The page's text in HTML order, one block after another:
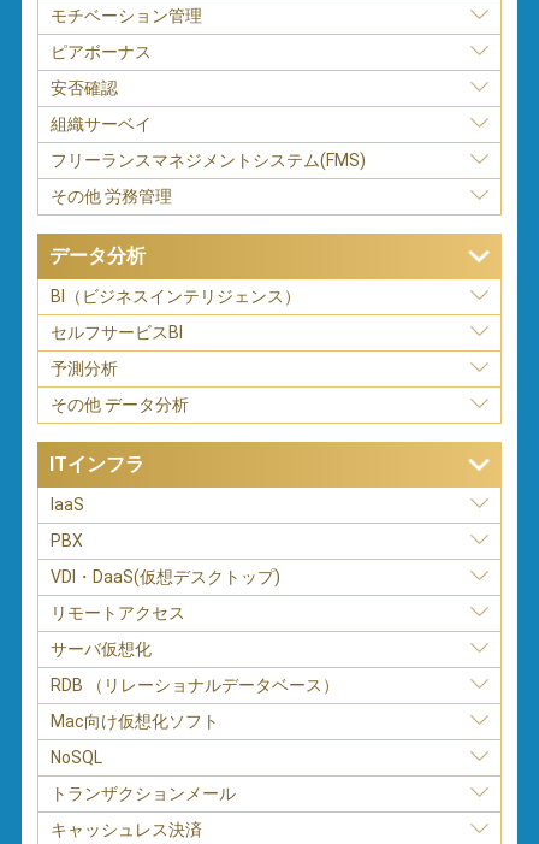
モチベーション管理
ピアボーナス
安否確認
組織サーベイ
フリーランスマネジメントシステム(FMS)
その他 労務管理
データ分析
BI（ビジネスインテリジェンス）
セルフサービスBI
予測分析
その他 データ分析
ITインフラ
IaaS
PBX
VDI・DaaS(仮想デスクトップ)
リモートアクセス
サーバ仮想化
RDB （リレーショナルデータベース）
Mac向け仮想化ソフト
NoSQL
トランザクションメール
キャッシュレス決済